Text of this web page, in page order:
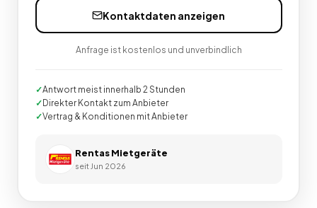
Kontaktdaten anzeigen
Anfrage ist kostenlos und unverbindlich
Antwort meist innerhalb 2 Stunden
Direkter Kontakt zum Anbieter
Vertrag & Konditionen mit Anbieter
Rentas Mietgeräte
seit Jun 2026